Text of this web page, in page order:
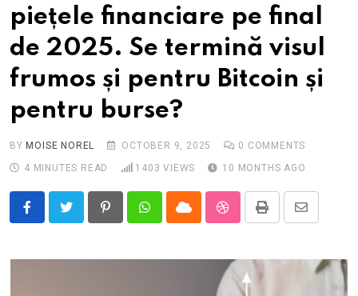
Analize ASF
piețele financiare pe final
de 2025. Se termină visul
frumos și pentru Bitcoin și
pentru burse?
BY MOISE NOREL OCTOBER 9, 2025 0 COMMENTS
4 MINUTES READ
1403 VIEWS 10 MONTHS AGO
PinterestWhatsappCloud StumbleUpon
Print
Share
Email